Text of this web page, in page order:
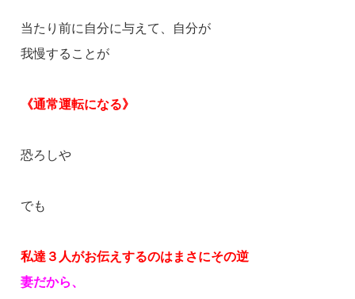
当たり前に自分に与えて、自分が
我慢することが
《通常運転になる》
恐ろしや
でも
私達３人がお伝えするのはまさにその逆
妻だから、